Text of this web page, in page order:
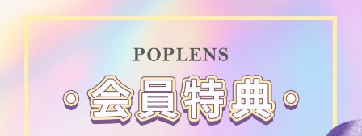
ベスト
装着期間
2 Weeks